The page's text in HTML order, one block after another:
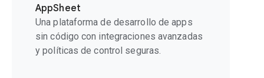
AppSheet
Una plataforma de desarrollo de apps
sin código con integraciones avanzadas
y políticas de control seguras.